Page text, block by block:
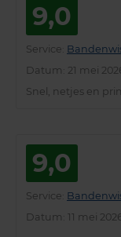
9,0
Service
Datum : 21 mei
Snel, netjes en
9,0
Service
Datum : 11 mei